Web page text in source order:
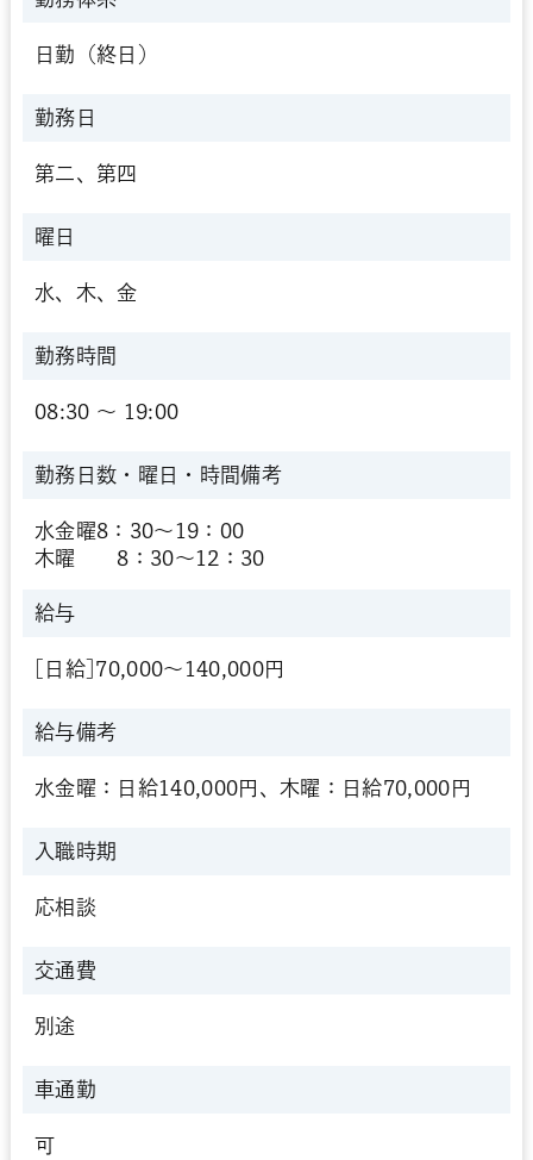
日勤（終日）
勤務日
第二、第四
曜日
水、木、金
勤務時間
08:30 〜 19:00
勤務日数・曜日・時間備考
水金曜8：30～19：00
木曜 8：30～12：30
給与
[日給]70,000～140,000円
給与備考
水金曜：日給140,000円、木曜：日給70,000円
入職時期
応相談
交通費
別途
車通勤
可